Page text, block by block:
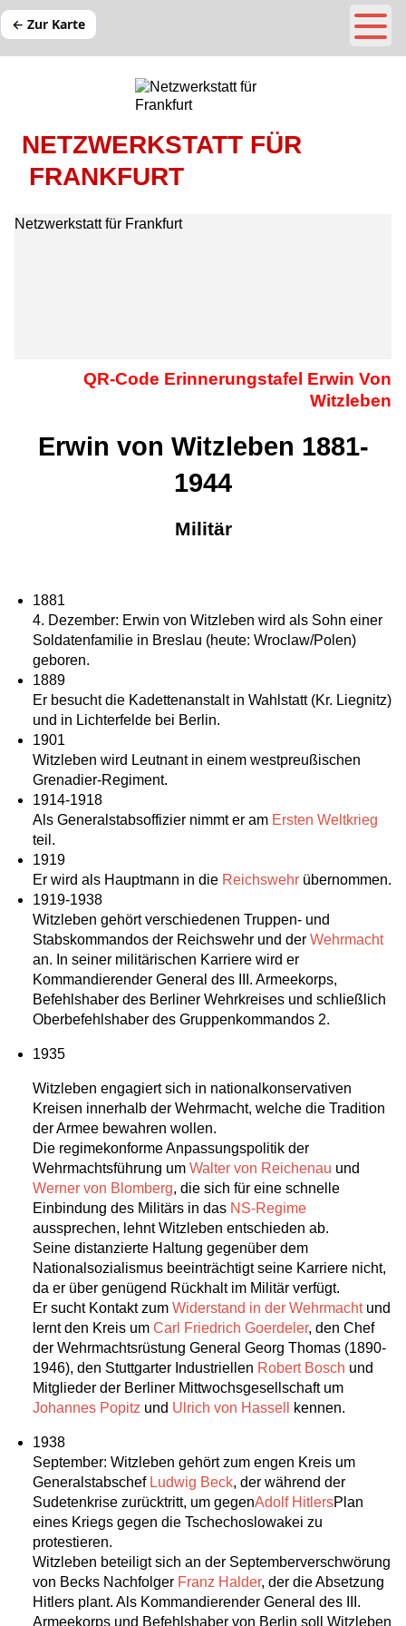
← Zur Karte
NETZWERKSTATT FÜR
FRANKFURT
Netzwerkstatt für Frankfurt
QR-Code Erinnerungstafel Erwin Von
Witzleben
Erwin von Witzleben 1881-
1944
Militär
1881
4. Dezember: Erwin von Witzleben wird als Sohn einer
Soldatenfamilie in Breslau (heute: Wroclaw/Polen)
geboren.
1889
Er besucht die Kadettenanstalt in Wahlstatt (Kr. Liegnitz)
und in Lichterfelde bei Berlin.
1901
Witzleben wird Leutnant in einem westpreußischen
Grenadier-Regiment.
1914-1918
Als Generalstabsoffizier nimmt er am Ersten Weltkrieg
teil.
1919
Er wird als Hauptmann in die Reichswehr übernommen.
1919-1938
Witzleben gehört verschiedenen Truppen- und
Stabskommandos der Reichswehr und der Wehrmacht
an. In seiner militärischen Karriere wird er
Kommandierender General des III. Armeekorps,
Befehlshaber des Berliner Wehrkreises und schließlich
Oberbefehlshaber des Gruppenkommandos 2.
1935
Witzleben engagiert sich in nationalkonservativen
Kreisen innerhalb der Wehrmacht, welche die Tradition
der Armee bewahren wollen.
Die regimekonforme Anpassungspolitik der
Wehrmachtsführung um Walter von Reichenau und
Werner von Blomberg, die sich für eine schnelle
Einbindung des Militärs in das NS-Regime
aussprechen, lehnt Witzleben entschieden ab.
Seine distanzierte Haltung gegenüber dem
Nationalsozialismus beeinträchtigt seine Karriere nicht,
da er über genügend Rückhalt im Militär verfügt.
Er sucht Kontakt zum Widerstand in der Wehrmachtund
lernt den Kreis um Carl Friedrich Goerdeler, den Chef
der Wehrmachtsrüstung General Georg Thomas (1890-
1946), den Stuttgarter Industriellen Robert Bosch und
Mitglieder der Berliner Mittwochsgesellschaft um
Johannes Popitz und Ulrich von Hassell kennen.
1938
September: Witzleben gehört zum engen Kreis um
Generalstabschef Ludwig Beck, der während der
Sudetenkrise zurücktritt, um gegenAdolf HitlersPlan
eines Kriegs gegen die Tschechoslowakei zu
protestieren.
Witzleben beteiligt sich an der Septemberverschwörung
von Becks Nachfolger Franz Halder, der die Absetzung
Hitlers plant. Als Kommandierender General des III.
Armeekorps und Befehlshaber von Berlin soll Witzleben